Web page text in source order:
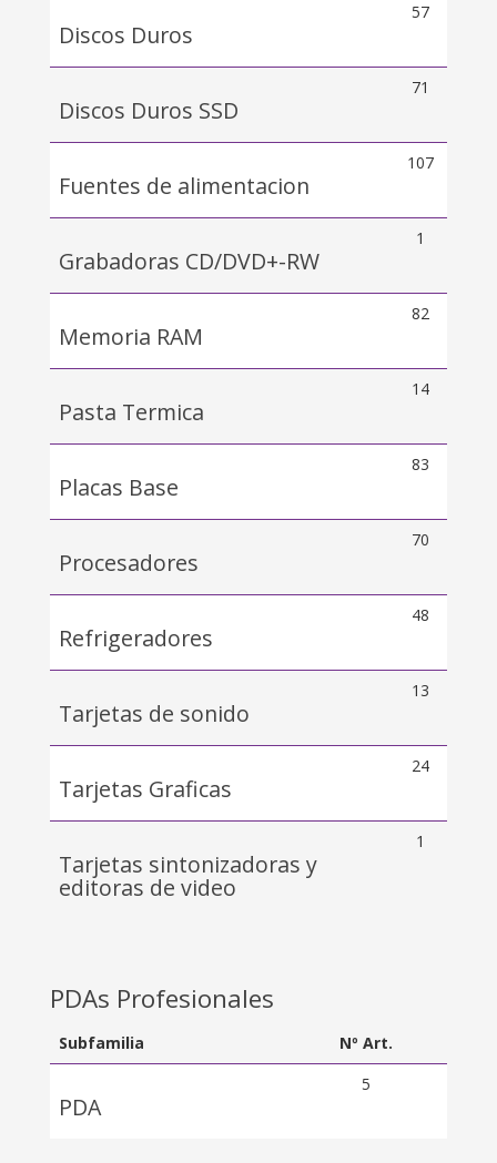
Discos Duros
57
Discos Duros SSD
71
Fuentes de alimentacion
107
Grabadoras CD/DVD+-RW
1
Memoria RAM
82
Pasta Termica
14
Placas Base
83
Procesadores
70
Refrigeradores
48
Tarjetas de sonido
13
Tarjetas Graficas
24
Tarjetas sintonizadoras y
editoras de video
1
PDAs Profesionales
Subfamilia Nº Art.
PDA
5